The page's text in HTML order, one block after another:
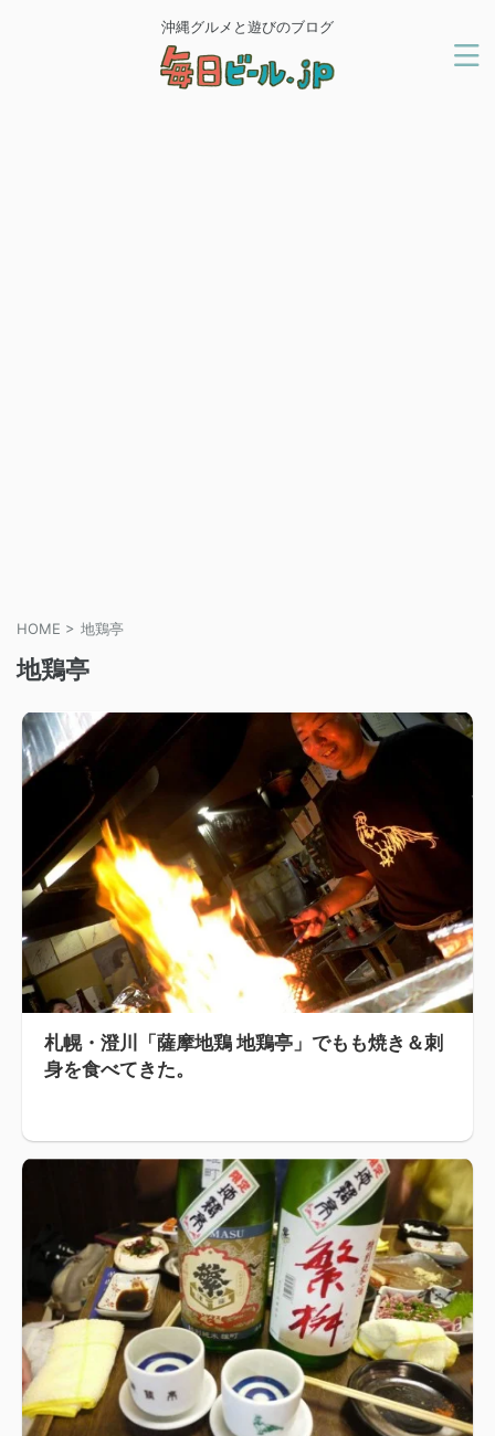
沖縄グルメと遊びのブログ
HOME > 地鶏亭
地鶏亭
札幌・澄川「薩摩地鶏 地鶏亭」でもも焼き＆刺
身を食べてきた。